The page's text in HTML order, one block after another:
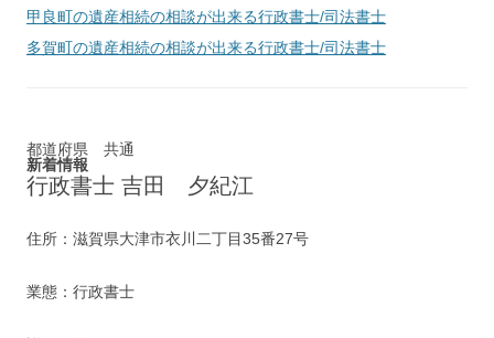
甲良町の遺産相続の相談が出来る行政書士/司法書士
多賀町の遺産相続の相談が出来る行政書士/司法書士
都道府県 共通
新着情報
行政書士 吉田 夕紀江
住所：滋賀県大津市衣川二丁目35番27号
業態：行政書士